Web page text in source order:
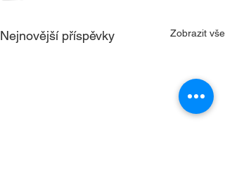
Nejnovější příspěvky Zobrazit vše